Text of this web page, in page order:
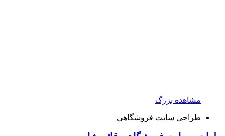
مشاهده بزرگ
طراحی سایت فروشگاهی